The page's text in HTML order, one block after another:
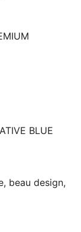
BLUE
beau design,